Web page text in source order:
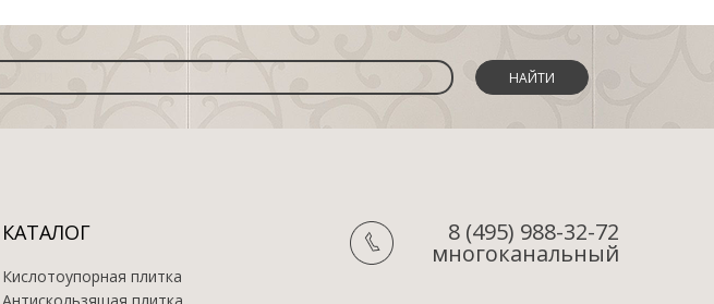
НАЙТИ
КАТАЛОГ
Кислотоупорная плитка
8 (495) 988-32-72
многоканальный